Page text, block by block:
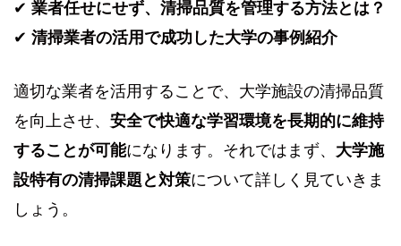
✔ 業者任せにせず、清掃品質を管理する方法とは？
✔ 清掃業者の活用で成功した大学の事例紹介
適切な業者を活用することで、大学施設の清掃品質
を向上させ、 安全で快適な学習環境を長期的に維持
することが可能になります。それではまず、 大学施
設特有の清掃課題と対策について詳しく見ていきま
しょう。